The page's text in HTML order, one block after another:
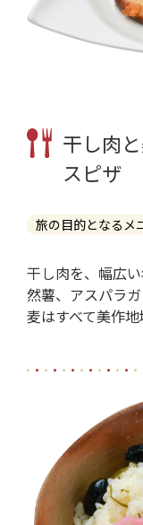
干し肉
スピザ
旅の目的となるメ
干し肉を、幅広
然薯、アスパラ
麦はすべて美作